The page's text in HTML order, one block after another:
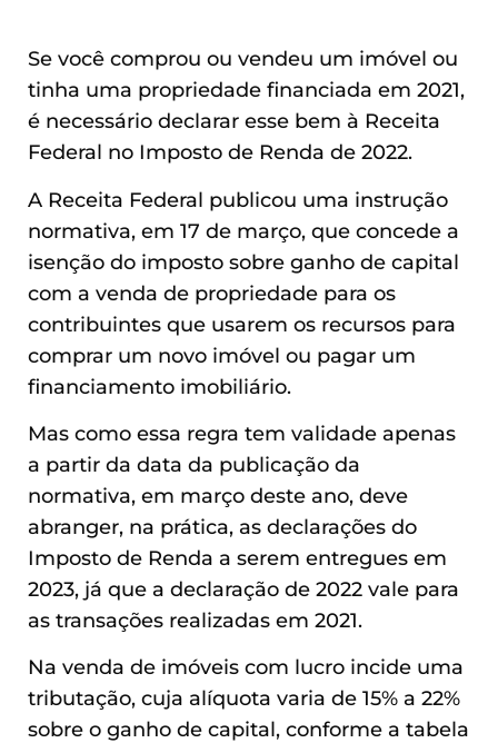
Se você comprou ou vendeu um imóvel ou
tinha uma propriedade financiada em 2021,
é necessário declarar esse bem à Receita
Federal no Imposto de Renda de 2022.
A Receita Federal publicou uma instrução
normativa, em 17 de março, que concede a
isenção do imposto sobre ganho de capital
com a venda de propriedade para os
contribuintes que usarem os recursos para
comprar um novo imóvel ou pagar um
financiamento imobiliário.
Mas como essa regra tem validade apenas
a partir da data da publicação da
normativa, em março deste ano, deve
abranger, na prática, as declarações do
Imposto de Renda a serem entregues em
2023, já que a declaração de 2022 vale para
as transações realizadas em 2021.
Na venda de imóveis com lucro incide uma
tributação, cuja alíquota varia de 15% a 22%
sobre o ganho de capital, conforme a tabela